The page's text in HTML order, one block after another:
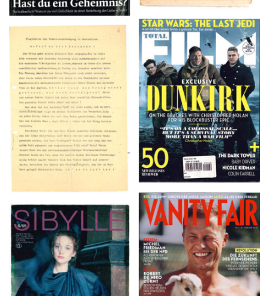
TOTAL FILM #260 –
SUMMER 2017
Flugblätter der Weissen
Rose – V, Januar 1943
VANITY FAIR – Nr. 7 –
8. Februar 2007
SIBYLLE 6/89